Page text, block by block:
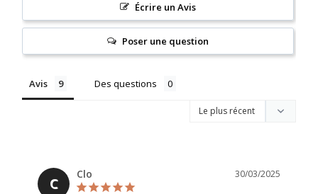
Écrire un Avis
Poser une question
Avis Des questions
C
30/03/2025
Clo